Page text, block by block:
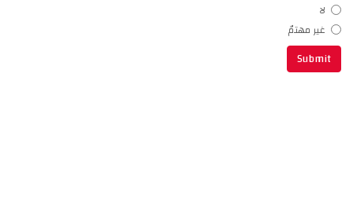
لا
غير مهتمّ